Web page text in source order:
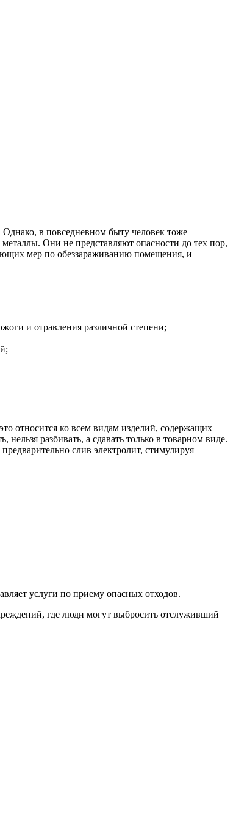
Однако, в повседневном быту человек тоже
Они не представляют опасности до тех пор,
мер по обеззараживанию помещения, и
и отравления различной степени;
относится ко всем видам изделий, содержащих
разбивать, а сдавать только в товарном виде.
слив электролит, стимулируя
услуги по приему опасных отходов.
где люди могут выбросить отслуживший